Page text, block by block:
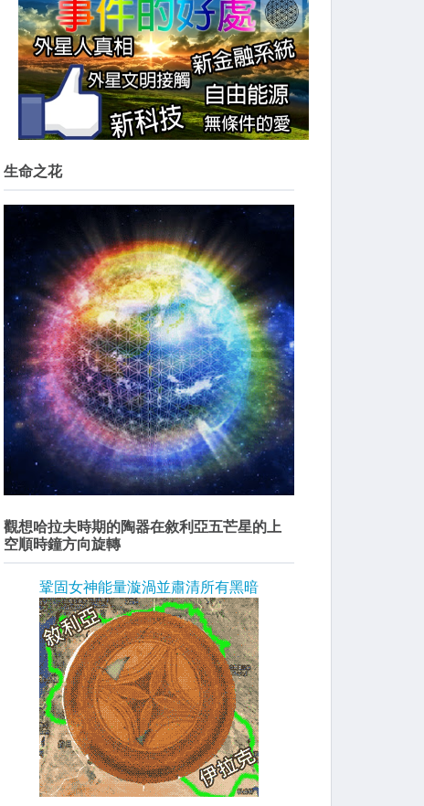
生命之花
觀想哈拉夫時期的陶器在敘利亞五芒星的上
空順時鐘方向旋轉
鞏固女神能量漩渦並肅清所有黑暗